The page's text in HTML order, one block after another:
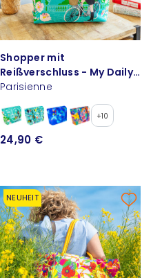
Shopper mit
Reißverschluss - My Daily
Bag
Parisienne
+10
24,90 €
NEUHEIT